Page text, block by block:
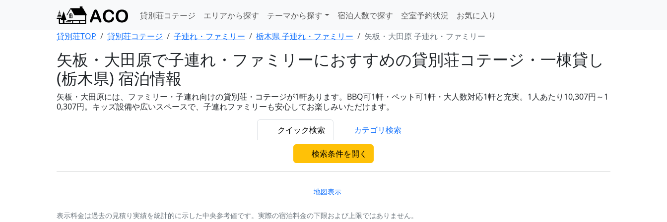
貸別荘コテージ エリアから探す テーマから探す 宿泊人数で探す 空室予約状況
お気に入り
貸別荘TOP
貸別荘コテージ 子連れ・ファミリー 栃木県 子連れ・ファミリー 矢板・大田原 子連れ・ファミリー
矢板・大田原で子連れ・ファミリーにおすすめの貸別荘コテージ・一棟貸し
(栃木県) 宿泊情報
矢板・大田原には、ファミリー・子連れ向けの貸別荘・コテージが1軒あります。BBQ可1軒・ペット可1軒・大人数対応1軒と充実。1人あたり10,307円～1
0,307円。キッズ設備や広いスペースで、子連れファミリーも安心してお楽しみいただけます。
クイック検索 カテゴリ検索
検索条件を開く
地図表示
表示料金は過去の見積り実績を統計的に示した中央参考値です。実際の宿泊料金の下限および上限ではありません。